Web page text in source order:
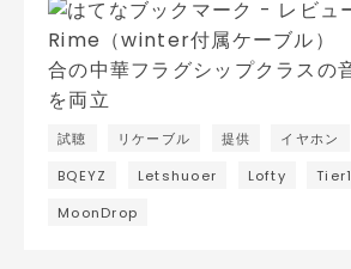
試聴 リケーブル 提供 イヤホン
BQEYZ
Letshuoer Lofty Tier1
MoonDrop